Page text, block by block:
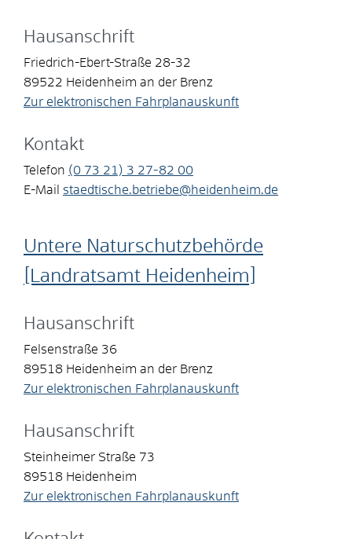
Hausanschrift
Friedrich-Ebert-Straße 28-32
89522 Heidenheim an der Brenz
Zur elektronischen Fahrplanauskunft
Kontakt
Telefon (0 73 21) 3 27-82 00
E-Mail staedtische.betriebe@heidenheim.de
Untere Naturschutzbehörde
[Landratsamt Heidenheim]
Hausanschrift
Felsenstraße 36
89518 Heidenheim an der Brenz
Zur elektronischen Fahrplanauskunft
Hausanschrift
Steinheimer Straße 73
89518 Heidenheim
Zur elektronischen Fahrplanauskunft